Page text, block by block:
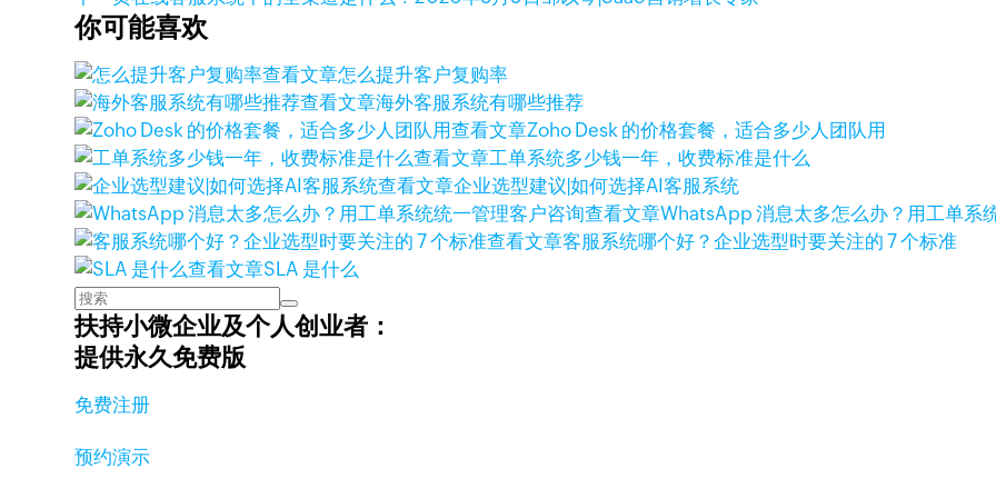
你可能喜欢
查看文章怎么提升客户复购率
查看文章海外客服系统有哪些推荐
查看文章Zoho Desk 的价格套餐，适合多少人团队用
查看文章工单系统多少钱一年，收费标准是什么
查看文章企业选型建议|如何选择AI客服系统
查看文章WhatsApp 消息太多怎么办？用工单系
查看文章客服系统哪个好？企业选型时要关注的 7 个标准
查看文章SLA 是什么
扶持小微企业及个人创业者：
提供永久免费版
免费注册
预约演示